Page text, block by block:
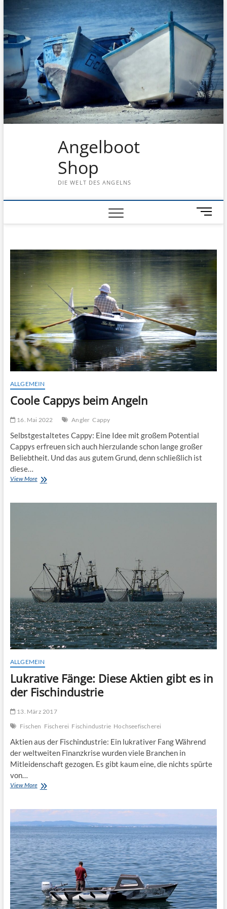
to
content
Angelboot
Shop
DIE WELT DES ANGELNS
M
e
u
t
o
n
ALLGEMEIN
Coole Cappys beim Angeln
16. Mai 2022 Angler Cappy
Selbstgestaltetes Cappy: Eine Idee mit großem Potential
Cappys erfreuen sich auch hierzulande schon lange großer
Beliebtheit. Und das aus gutem Grund, denn schließlich ist
diese…
View MoreCoole
Angeln
ALLGEMEIN
Lukrative Fänge: Diese Aktien gibt es in
der Fischindustrie
13. März 2017
Fischen Fischerei Fischindustrie Hochseefischerei
Aktien aus der Fischindustrie: Ein lukrativer Fang Während
der weltweiten Finanzkrise wurden viele Branchen in
Mitleidenschaft gezogen. Es gibt kaum eine, die nichts spürte
von…
View MoreLukrative
Aktien
gibt
es
in
der
Fischindustrie